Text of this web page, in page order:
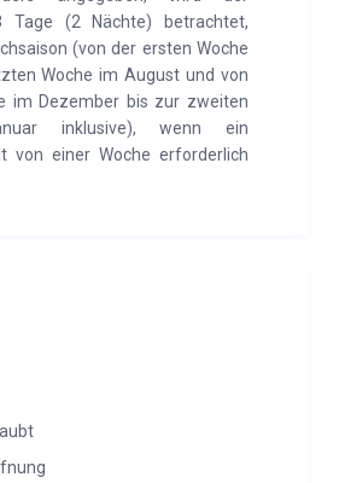
Tage (2 Nächte) betrachtet,
(von der ersten Woche
Woche im August und von
im Dezember bis zur zweiten
inklusive), wenn ein
von einer Woche erforderlich